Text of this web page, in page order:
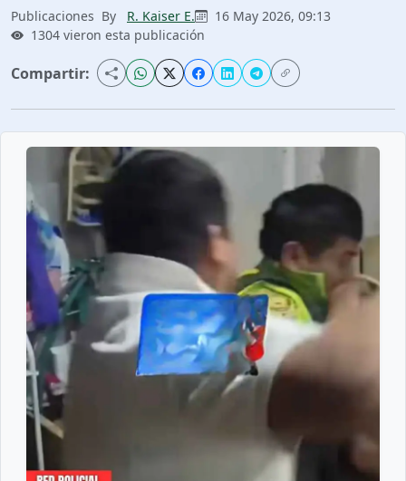
Publicaciones By R. Kaiser E.
16 May 2026, 09:13
1304 vieron esta publicación
Compartir: